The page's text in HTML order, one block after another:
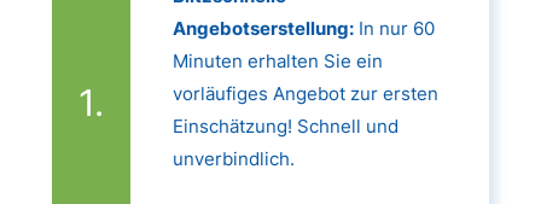
Angebotserstellung:In nur 60
Minuten erhalten Sie ein
vorläufiges Angebot zur ersten
Einschätzung! Schnell und
unverbindlich.